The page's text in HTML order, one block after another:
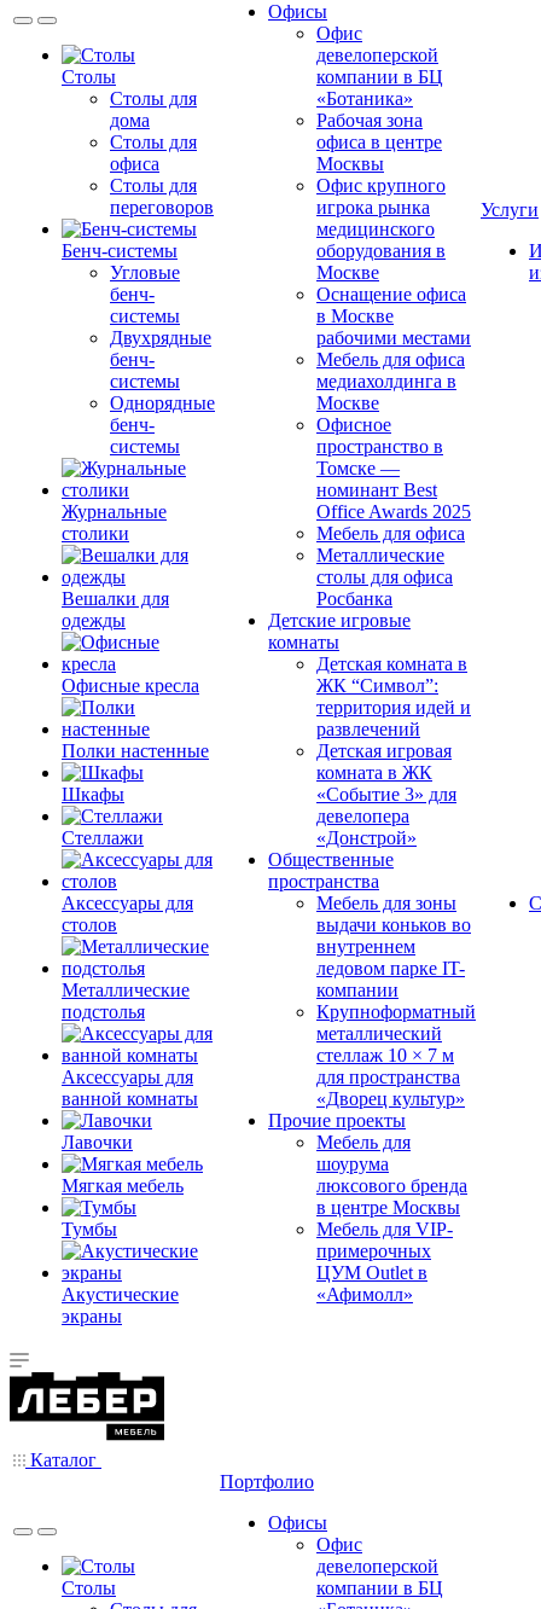
Столы
Столы для
дома
Столы для
офиса
Столы для
переговоров
Бенч-системы
Угловые
бенч-
системы
Двухрядные
бенч-
системы
Однорядные
бенч-
системы
Журнальные
столики
Вешалки для
одежды
Офисные кресла
Полки настенные
Шкафы
Стеллажи
Аксессуары для
столов
Металлические
подстолья
Аксессуары для
ванной комнаты
Лавочки
Мягкая мебель
Тумбы
Акустические
экраны
Офисы
Офис
девелоперской
компании в БЦ
«Ботаника»
Рабочая зона
офиса в центре
Москвы
Офис крупного
игрока рынка
медицинского
оборудования в
Москве
Оснащение офиса
в Москве
рабочими местами
Мебель для офиса
медиахолдинга в
Москве
Офисное
пространство в
Томске —
номинант Best
Office Awards 2025
Мебель для офиса
Металлические
столы для офиса
Росбанка
Детские игровые
комнаты
Детская комната в
ЖК “Символ”:
территория идей и
развлечений
Детская игровая
комната в ЖК
«Событие 3» для
девелопера
«Донстрой»
Общественные
пространства
Мебель для зоны
выдачи коньков во
внутреннем
ледовом парке IT-
компании
Крупноформатный
металлический
стеллаж 10 × 7 м
для пространства
«Дворец культур»
Прочие проекты
Мебель для
шоурума
люксового бренда
в центре Москвы
Мебель для VIP-
примерочных
ЦУМ Outlet в
«Афимолл»
Услуги
Каталог
Столы
Портфолио
Офисы
Офис
девелоперской
компании в БЦ